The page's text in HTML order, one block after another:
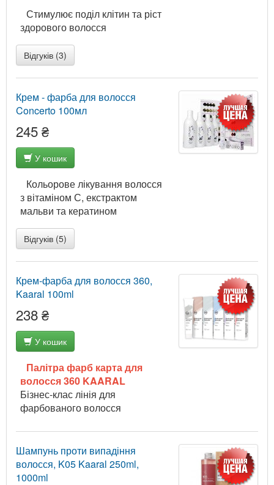
Стимулює поділ клітин та ріст
здорового волосся
Відгуків (3)
Крем - фарба для волосся
Concerto 100мл
245 ₴
У кошик
Кольорове лікування волосся
з вітаміном С, екстрактом
мальви та кератином
Відгуків (5)
Крем-фарба для волосся 360,
Kaaral 100ml
238 ₴
У кошик
Палітра фарб карта для
волосся 360 KAARAL
Бізнес-клас лінія для
фарбованого волосся
Шампунь проти випадіння
волосся, K05 Kaaral 250ml,
1000ml